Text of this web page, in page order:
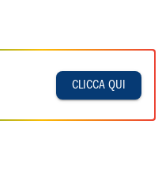
CLICCA QUI